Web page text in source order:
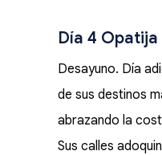
Día 4
Desayuno. Día
de sus destinos
abrazando la
Sus calles